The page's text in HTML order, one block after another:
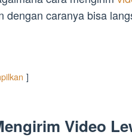
dengan caranya bisa
Video